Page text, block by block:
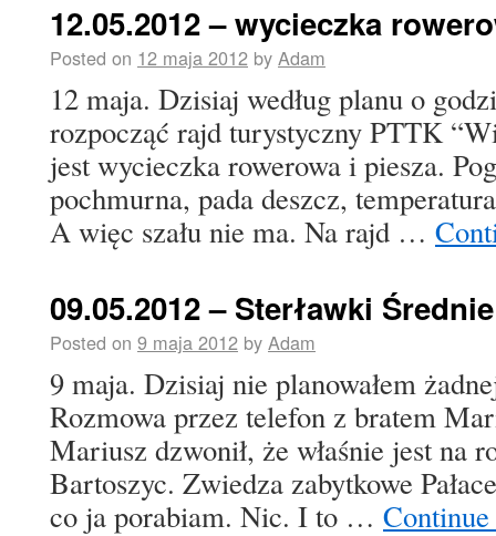
12.05.2012 – wycieczka
Posted on 12 maja 2012 by Adam
12 maja. Dzisiaj według planu o
rozpocząć rajd turystyczny PTTK
jest wycieczka rowerowa i piesza.
pochmurna, pada deszcz,
A więc szału nie ma. Na rajd …
09.05.2012 – Sterławki
Posted on 9 maja 2012 by Adam
9 maja. Dzisiaj nie planowałem
Rozmowa przez telefon z bratem
Mariusz dzwonił, że właśnie jest na
Bartoszyc. Zwiedza zabytkowe
co ja porabiam. Nic. I to …